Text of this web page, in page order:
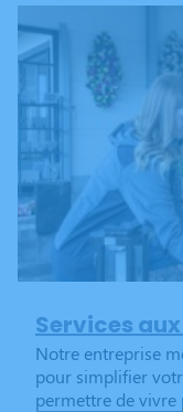
Services
Notre entreprise
pour simplifier
permettre de vivre